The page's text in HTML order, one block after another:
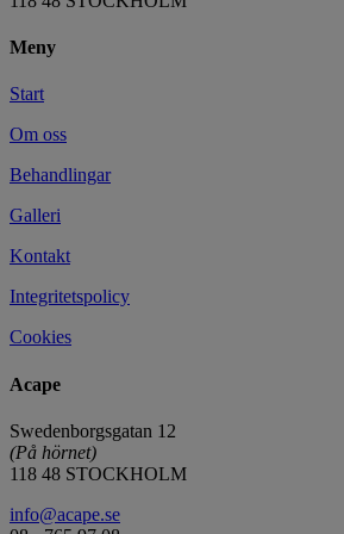
Meny
Start
Om oss
Behandlingar
Galleri
Kontakt
Integritetspolicy
Cookies
Acape
Swedenborgsgatan 12
(På hörnet)
118 48 STOCKHOLM
info@acape.se